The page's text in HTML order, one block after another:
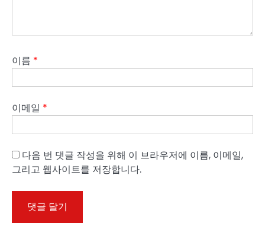
이름 *
이메일 *
다음 번 댓글 작성을 위해 이 브라우저에 이름, 이메일,
그리고 웹사이트를 저장합니다.